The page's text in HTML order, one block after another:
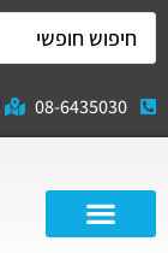
08-6435030